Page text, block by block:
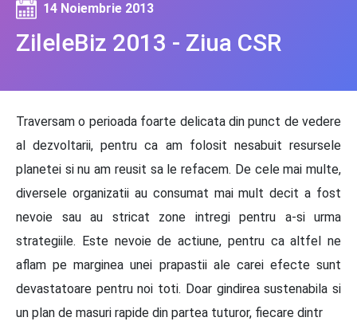
ZileleBiz 2013 - Ziua CSR
14 Noiembrie 2013
Traversam o perioada foarte delicata din punct de vedere
al dezvoltarii, pentru ca am folosit nesabuit resursele
planetei si nu am reusit sa le refacem. De cele mai multe,
diversele organizatii au consumat mai mult decit a fost
nevoie sau au stricat zone intregi pentru a-si urma
strategiile. Este nevoie de actiune, pentru ca altfel ne
aflam pe marginea unei prapastii ale carei efecte sunt
devastatoare pentru noi toti. Doar gindirea sustenabila si
un plan de masuri rapide din partea tuturor, fiecare dintr